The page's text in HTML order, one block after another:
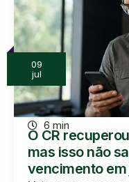
09
jul
6 min
O CR
mas isso não
vencimento em